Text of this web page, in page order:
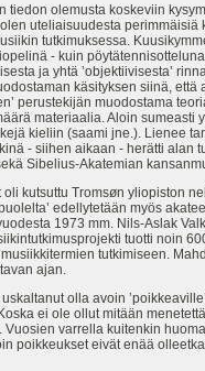
olemusta koskeviin
uteliaisuudesta perimmäisiä
tutkimuksessa.
- kuin
ja yhtä ’objektiivisesta’
käsityksen siinä, että
perustekijän muodostama
materiaalia. Aloin sumeasti
kieliin (saami jne.). Lienee
- siihen aikaan - herätti alan
Sibelius-Akatemian
kutsuttu Tromsøn yliopiston
edellytetään myös
1973 mm. Nils-Aslak
tuotti noin
tutkimiseen.
ajan.
olla avoin
ei ole ollut mitään
varrella kuitenkin
poikkeukset eivät enää